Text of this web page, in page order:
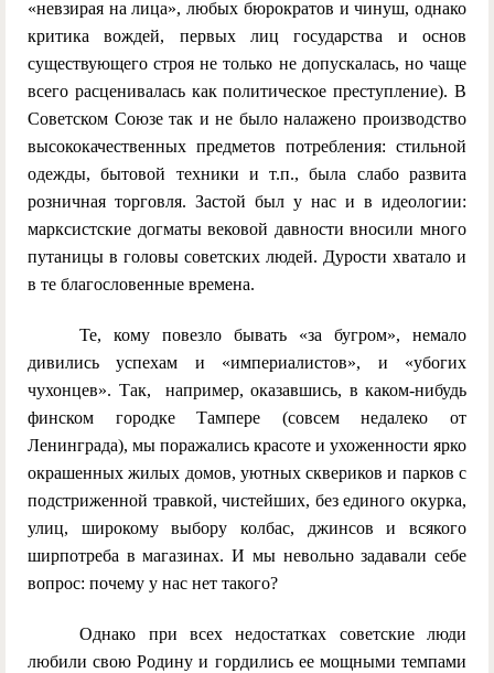
«невзирая на лица», любых бюрократов и чинуш, однако
критика вождей, первых лиц государства и основ
существующего строя не только не допускалась, но чаще
всего расценивалась как политическое преступление). В
Советском Союзе так и не было налажено производство
высококачественных предметов потребления: стильной
одежды, бытовой техники и т.п., была слабо развита
розничная торговля. Застой был у нас и в идеологии:
марксистские догматы вековой давности вносили много
путаницы в головы советских людей. Дурости хватало и
в те благословенные времена.
Те, кому повезло бывать «за бугром», немало
дивились успехам и «империалистов», и «убогих
чухонцев». Так, например, оказавшись, в каком-нибудь
финском городке Тампере (совсем недалеко от
Ленинграда), мы поражались красоте и ухоженности ярко
окрашенных жилых домов, уютных сквериков и парков с
подстриженной травкой, чистейших, без единого окурка,
улиц, широкому выбору колбас, джинсов и всякого
ширпотреба в магазинах. И мы невольно задавали себе
вопрос: почему у нас нет такого?
Однако при всех недостатках советские люди
любили свою Родину и гордились ее мощными темпами